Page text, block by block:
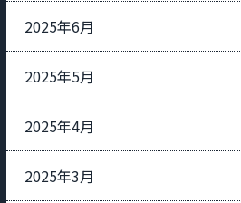
2025年6月
2025年5月
2025年4月
2025年3月